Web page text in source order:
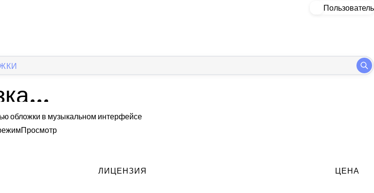
Пользователь
обложки в музыкальном интерфейсе
Просмотр
ЛИЦЕНЗИЯ ЦЕНА